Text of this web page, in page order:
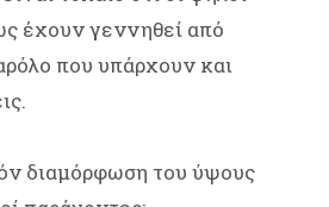
έχουν γεννηθεί από
που υπάρχουν και
διαμόρφωση του ύψους